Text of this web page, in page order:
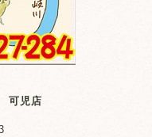
可児店